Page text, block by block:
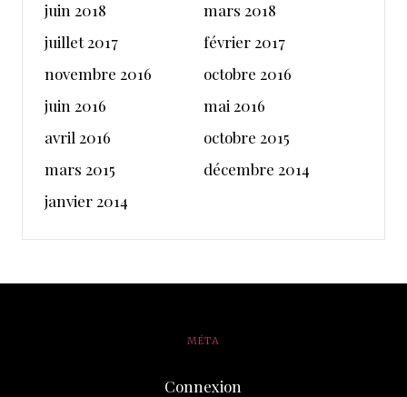
juin 2018
mars 2018
juillet 2017
février 2017
novembre 2016
octobre 2016
juin 2016
mai 2016
avril 2016
octobre 2015
mars 2015
décembre 2014
janvier 2014
MÉTA
Connexion